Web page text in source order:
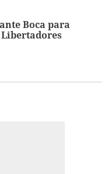
Boca para